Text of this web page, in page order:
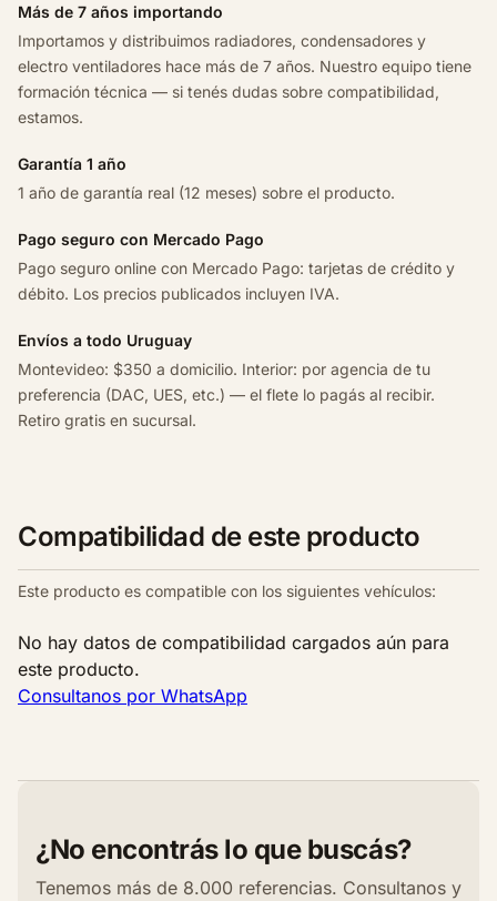
C
r
o
s
1
.
1
6
v
a
n
t
i
Más de 7 años importando
Importamos y distribuimos radiadores, condensadores y
electro ventiladores hace más de 7 años. Nuestro equipo tiene
formación técnica — si tenés dudas sobre compatibilidad,
estamos.
Garantía 1 año
1 año de garantía real (12 meses) sobre el producto.
Pago seguro con Mercado Pago
Pago seguro online con Mercado Pago: tarjetas de crédito y
débito. Los precios publicados incluyen IVA.
Envíos a todo Uruguay
Montevideo: $350 a domicilio. Interior: por agencia de tu
preferencia (DAC, UES, etc.) — el flete lo pagás al recibir.
Retiro gratis en sucursal.
Compatibilidad de este producto
Este producto es compatible con los siguientes vehículos:
No hay datos de compatibilidad cargados aún para
este producto.
Consultanos por WhatsApp
¿No encontrás lo que buscás?
Tenemos más de 8.000 referencias. Consultanos y